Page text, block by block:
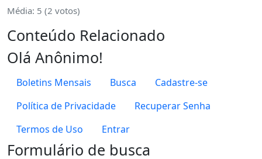
Média: 5 (2 votos)
Conteúdo Relacionado
Olá Anônimo!
Boletins Mensais Busca
Cadastre-se
Política de Privacidade
Recuperar Senha
Termos de Uso
Entrar
Formulário de busca